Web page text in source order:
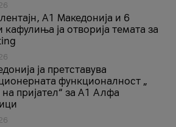
A1 Македонија и 6
кафулиња ја отворија темата за
ја претставува
функционалност „
пријател“ за А1 Алфа